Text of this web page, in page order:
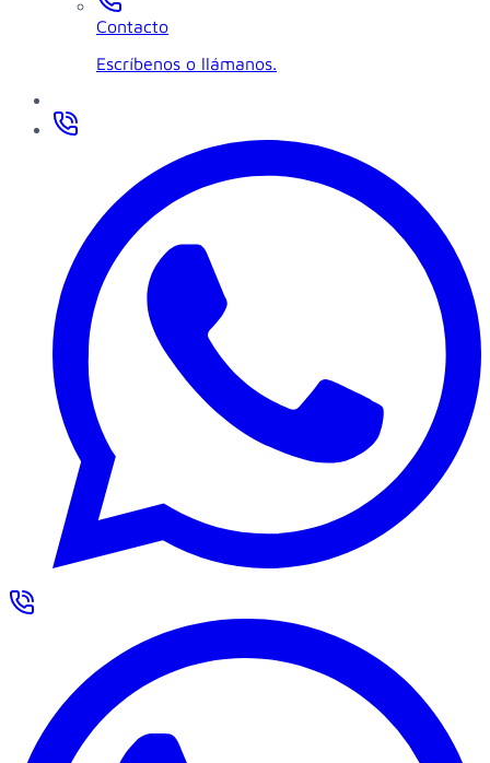
Contacto
Escríbenos o llámanos.